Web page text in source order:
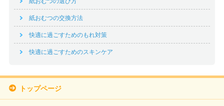
紙おむつの交換方法
快適に過ごすためのもれ対策
快適に過ごすためのスキンケア
トップページ